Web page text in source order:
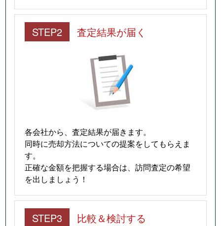
STEP2 査定結果が届く
各会社から、査定結果が届きます。
同時に売却方法についての提案をしてもらえま
す。
正確な金額を把握する場合は、訪問査定の希望
を出しましょう！
STEP3 比較＆検討する